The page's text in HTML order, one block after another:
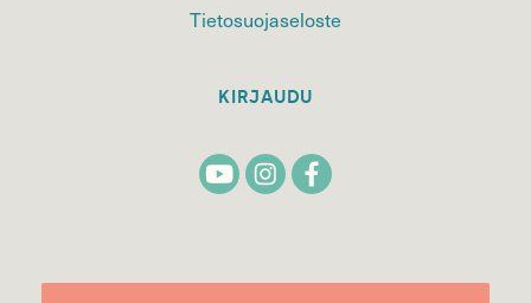
Tietosuojaseloste
KIRJAUDU